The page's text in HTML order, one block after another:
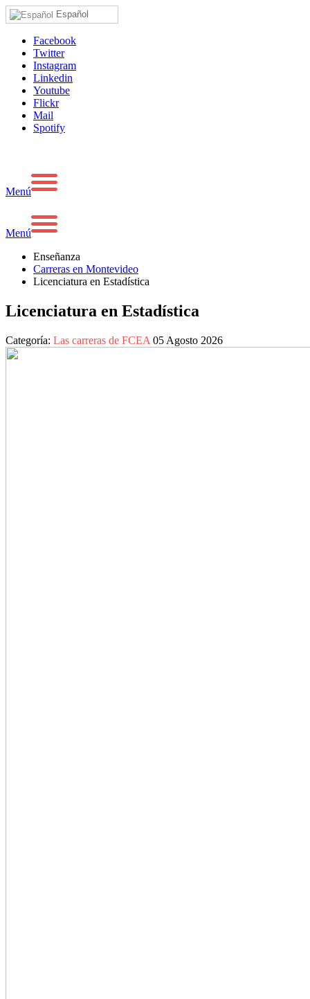
Español
Facebook
Twitter
Instagram
Linkedin
Youtube
Flickr
Mail
Spotify
Menú
Menú
Enseñanza
Carreras en Montevideo
Licenciatura en Estadística
Licenciatura en Estadística
Categoría: Las carreras de FCEA 05 Agosto 2026